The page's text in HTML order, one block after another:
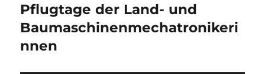
Nächster
Beitrag:
Pflugtage der Land- und
Baumaschinenmechatronikeri
nnen